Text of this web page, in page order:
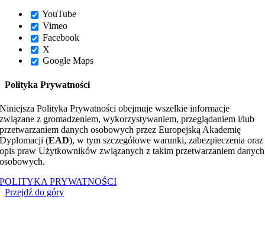
YouTube
Vimeo
Facebook
X
Google Maps
Polityka Prywatności
Niniejsza Polityka Prywatności obejmuje wszelkie informacje
związane z gromadzeniem, wykorzystywaniem, przeglądaniem i/lub
przetwarzaniem danych osobowych przez Europejską Akademię
Dyplomacji (EAD), w tym szczegółowe warunki, zabezpieczenia oraz
opis praw Użytkowników związanych z takim przetwarzaniem danych
osobowych.
POLITYKA PRYWATNOŚCI
Przejdź do góry